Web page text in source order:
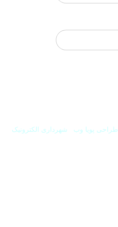
طراحی پویا وب شهرداری الکترونیک